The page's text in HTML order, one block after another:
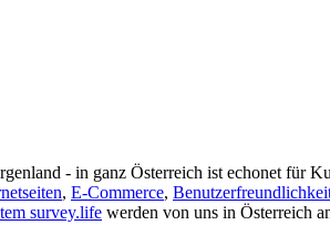
- in ganz Österreich ist echonet für
, E-Commerce,
survey.life werden von uns in Österreich